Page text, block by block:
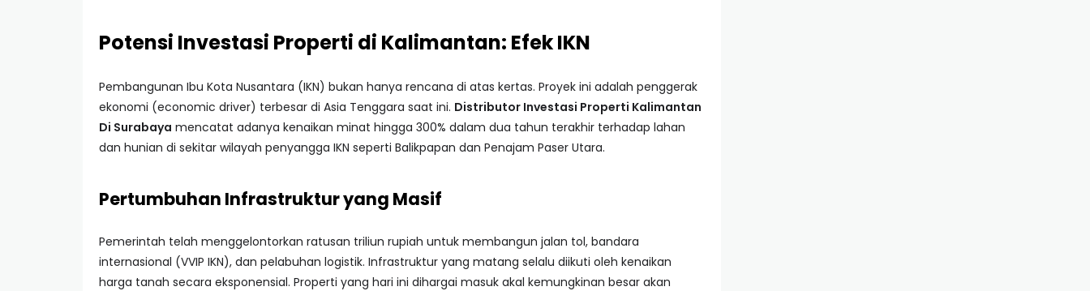
Potensi Investasi Properti di Kalimantan: Efek IKN
Pembangunan Ibu Kota Nusantara (IKN) bukan hanya rencana di atas kertas. Proyek ini adalah penggerak
ekonomi (economic driver) terbesar di Asia Tenggara saat ini. Distributor Investasi Properti Kalimantan
Di Surabaya mencatat adanya kenaikan minat hingga 300% dalam dua tahun terakhir terhadap lahan
dan hunian di sekitar wilayah penyangga IKN seperti Balikpapan dan Penajam Paser Utara.
Pertumbuhan Infrastruktur yang Masif
Pemerintah telah menggelontorkan ratusan triliun rupiah untuk membangun jalan tol, bandara
internasional (VVIP IKN), dan pelabuhan logistik. Infrastruktur yang matang selalu diikuti oleh kenaikan
harga tanah secara eksponensial. Properti yang hari ini dihargai masuk akal kemungkinan besar akan